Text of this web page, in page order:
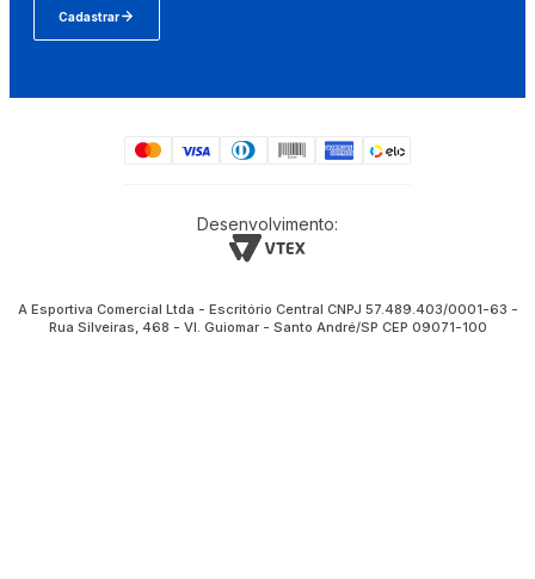
Cadastrar
Desenvolvimento:
A Esportiva Comercial Ltda - Escritório Central CNPJ 57.489.403/0001-63 -
Rua Silveiras, 468 - Vl. Guiomar - Santo André/SP CEP 09071-100